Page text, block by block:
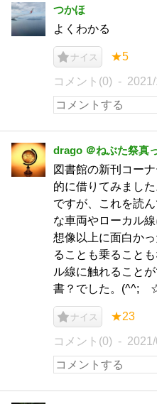
つかほ
よくわかる
ナイス ★5
コメント(0) 2021/
drago ＠ねぶた祭真
図書館の新刊コー
的に借りてみまし
ですが、これを読
な車両やローカル
想像以上に面白か
ることも乗ること
ル線に触れること
書？でした。
ナイス ★23
コメント(0)